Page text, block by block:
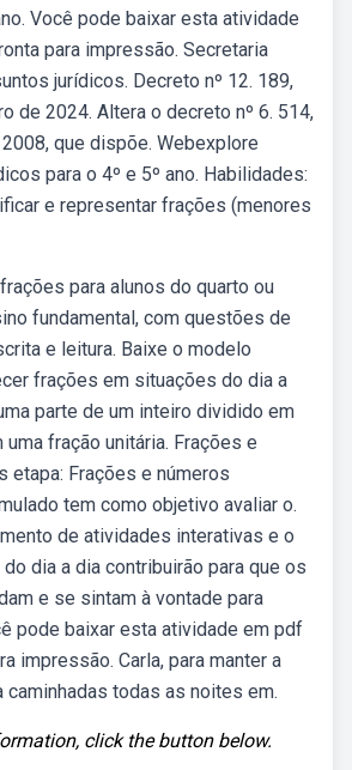
Você pode baixar esta atividade
para impressão. Secretaria
jurídicos. Decreto nº 12. 189,
de 2024. Altera o decreto nº 6. 514,
que dispõe. Webexplore
para o 4º e 5º ano. Habilidades:
e representar frações (menores
para alunos do quarto ou
fundamental, com questões de
e leitura. Baixe o modelo
frações em situações do dia a
parte de um inteiro dividido em
fração unitária. Frações e
etapa: Frações e números
tem como objetivo avaliar o.
de atividades interativas e o
dia a dia contribuirão para que os
e se sintam à vontade para
pode baixar esta atividade em pdf
impressão. Carla, para manter a
caminhadas todas as noites em.
click the button below.